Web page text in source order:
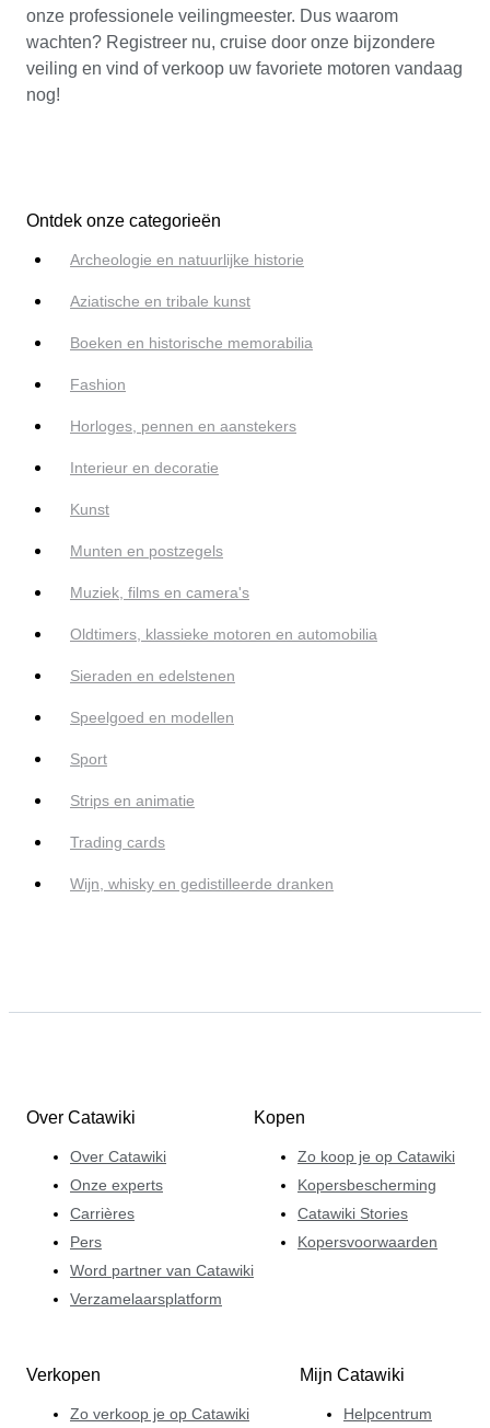
onze professionele veilingmeester. Dus waarom
wachten? Registreer nu, cruise door onze bijzondere
veiling en vind of verkoop uw favoriete motoren vandaag
nog!
Ontdek onze categorieën
Archeologie en natuurlijke historie
Aziatische en tribale kunst
Boeken en historische memorabilia
Fashion
Horloges, pennen en aanstekers
Interieur en decoratie
Kunst
Munten en postzegels
Muziek, films en camera's
Oldtimers, klassieke motoren en automobilia
Sieraden en edelstenen
Speelgoed en modellen
Sport
Strips en animatie
Trading cards
Wijn, whisky en gedistilleerde dranken
Over Catawiki
Over Catawiki
Onze experts
Carrières
Pers
Word partner van Catawiki
Verzamelaarsplatform
Kopen
Zo koop je op Catawiki
Kopersbescherming
Catawiki Stories
Kopersvoorwaarden
Verkopen
Zo verkoop je op Catawiki
Mijn Catawiki
Helpcentrum